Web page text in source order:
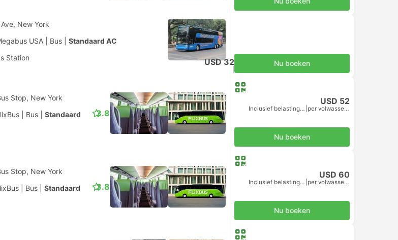
New York
USA Bus Standaard AC
Station
USD 32 Nu boeken
Stop, New York
Bus Standaard 3.8
USD 52
Inclusief belastingen per volwassene
Nu boeken
Stop, New York
Bus Standaard 3.8
USD 60
Inclusief belastingen per volwassene
Nu boeken